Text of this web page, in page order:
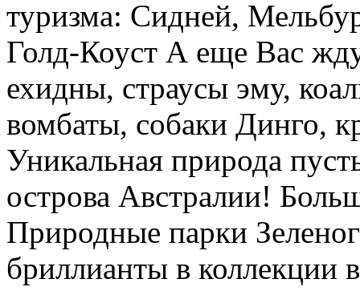
туризма: Сидней,
Голд-Коуст А еще Вас
ехидны, страусы эму,
вомбаты, собаки Динго,
Уникальная природа
острова Австралии!
Природные парки
бриллианты в коллекции